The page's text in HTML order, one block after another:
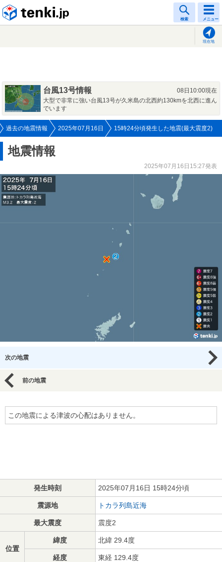
検索 メニュー
現在地
台風13号情報
08日10:00現在
大型で非常に強い台風13号が久米島の北西約130kmを北西に進ん
でいます
過去の地震情報 2025年07月16日 15時24分頃発生した地震(最大震度2)
地震情報
2025年07月16日15:27発表
次の地震
前の地震
この地震による津波の心配はありません。
発生時刻 2025年07月16日 15時24分頃
震源地 トカラ列島近海
最大震度 震度2
位置
緯度 北緯 29.4度
経度 東経 129.4度